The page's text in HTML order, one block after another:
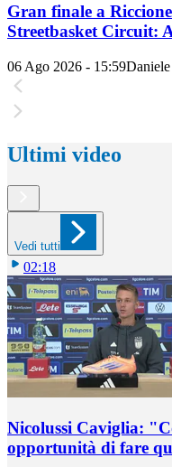
Gran finale a
Streetbasket Circuit:
06 Ago 2026 - 15:59
Ultimi video
Vedi tutti
02:18
Nicolussi Caviglia:
opportunità di fare